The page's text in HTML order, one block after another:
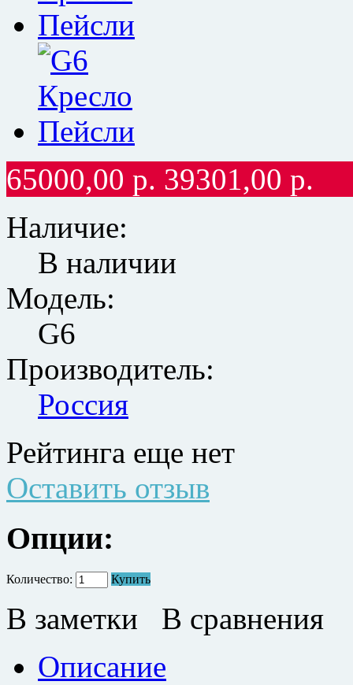
65000,00 р. 39301,00 р.
Наличие:
В наличии
Модель:
G6
Производитель:
Россия
Рейтинга еще нет
Оставить отзыв
Опции:
Количество: Купить
В заметки
В сравнения
Описание